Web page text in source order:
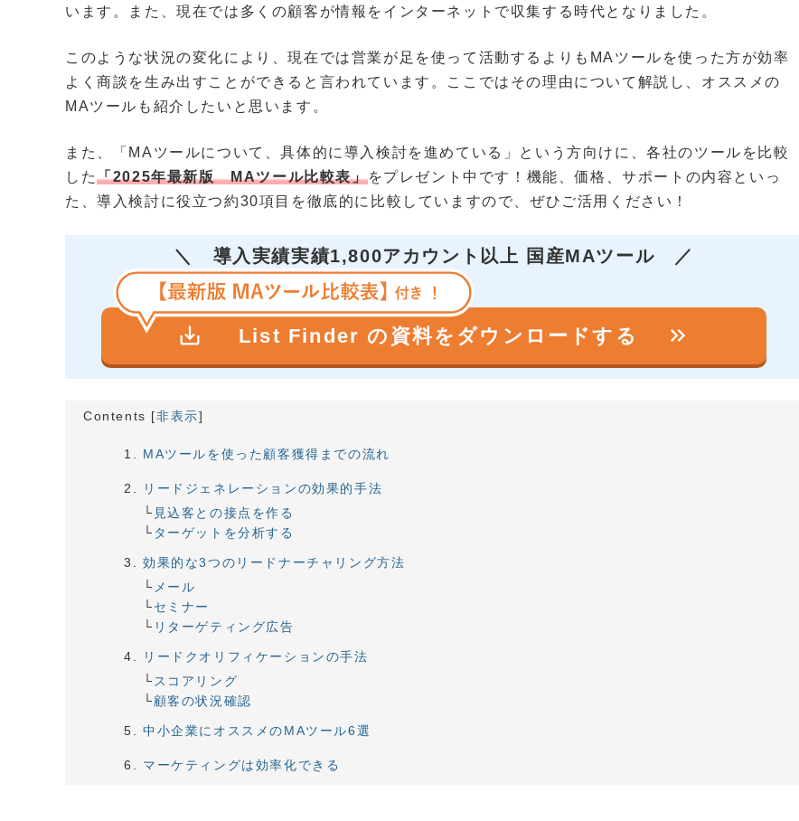
います。また、現在では多くの顧客が情報をインターネットで収集する時代となりました。
このような状況の変化により、現在では営業が足を使って活動するよりもMAツールを使った方が効率
よく商談を生み出すことができると言われています。ここではその理由について解説し、オススメの
MAツールも紹介したいと思います。
また、「MAツールについて、具体的に導入検討を進めている」という方向けに、各社のツールを比較
した「2025年最新版 MAツール比較表」をプレゼント中です！機能、価格、サポートの内容といっ
た、導入検討に役立つ約30項目を徹底的に比較していますので、ぜひご活用ください！
＼ 導入実績実績1,800アカウント以上 国産MAツール ／
save_alt List Finder の資料を ダウンロードする keyboard_double_arrow_right
Contents [非表示]
MAツールを使った顧客獲得までの流れ
リードジェネレーションの効果的手法
見込客との接点を作る
ターゲットを分析する
効果的な3つのリードナーチャリング方法
メール
セミナー
リターゲティング広告
リードクオリフィケーションの手法
スコアリング
顧客の状況確認
中小企業にオススメのMAツール6選
マーケティングは効率化できる